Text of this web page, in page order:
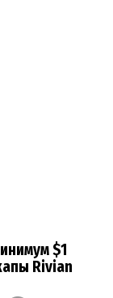
$1
Rivian